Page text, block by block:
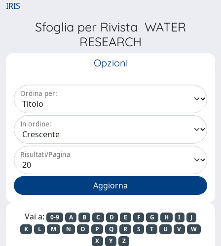
IRIS
Sfoglia per Rivista WATER
RESEARCH
Opzioni
Ordina per:
In ordine:
Risultati/Pagina
Vai a: 0-9 A B C D E F G H I
J
K
L M N O P Q R S T U V
W
X
Y Z